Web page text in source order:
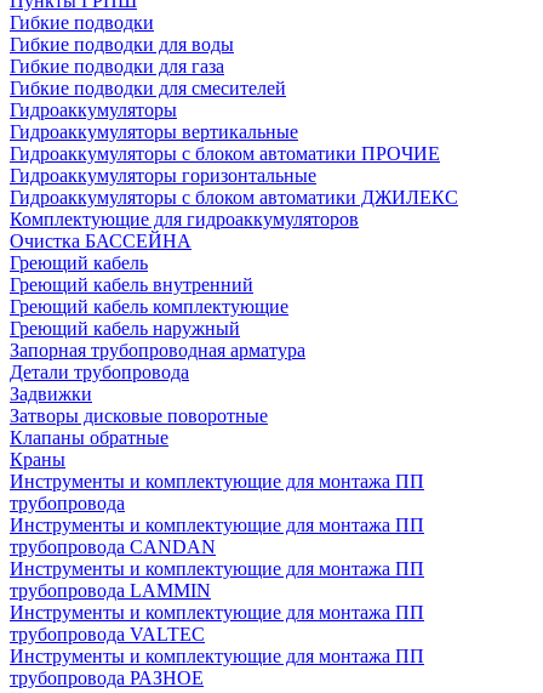
Гибкие подводки
Гибкие подводки для воды
Гибкие подводки для газа
Гибкие подводки для смесителей
Гидроаккумуляторы
Гидроаккумуляторы вертикальные
Гидроаккумуляторы с блоком автоматики ПРОЧИЕ
Гидроаккумуляторы горизонтальные
Гидроаккумуляторы с блоком автоматики ДЖИЛЕКС
Комплектующие для гидроаккумуляторов
Очистка БАССЕЙНА
Греющий кабель
Греющий кабель внутренний
Греющий кабель комплектующие
Греющий кабель наружный
Запорная трубопроводная арматура
Детали трубопровода
Задвижки
Затворы дисковые поворотные
Клапаны обратные
Краны
Инструменты и комплектующие для монтажа ПП
трубопровода
Инструменты и комплектующие для монтажа ПП
трубопровода CANDAN
Инструменты и комплектующие для монтажа ПП
трубопровода LAMMIN
Инструменты и комплектующие для монтажа ПП
трубопровода VALTEC
Инструменты и комплектующие для монтажа ПП
трубопровода РАЗНОЕ